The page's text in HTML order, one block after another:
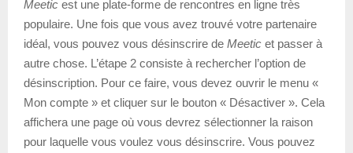
Meetic est une plate-forme de rencontres en ligne très
populaire. Une fois que vous avez trouvé votre partenaire
idéal, vous pouvez vous désinscrire de Meetic et passer à
autre chose. L’étape 2 consiste à rechercher l’option de
désinscription. Pour ce faire, vous devez ouvrir le menu «
Mon compte » et cliquer sur le bouton « Désactiver ». Cela
affichera une page où vous devrez sélectionner la raison
pour laquelle vous voulez vous désinscrire. Vous pouvez